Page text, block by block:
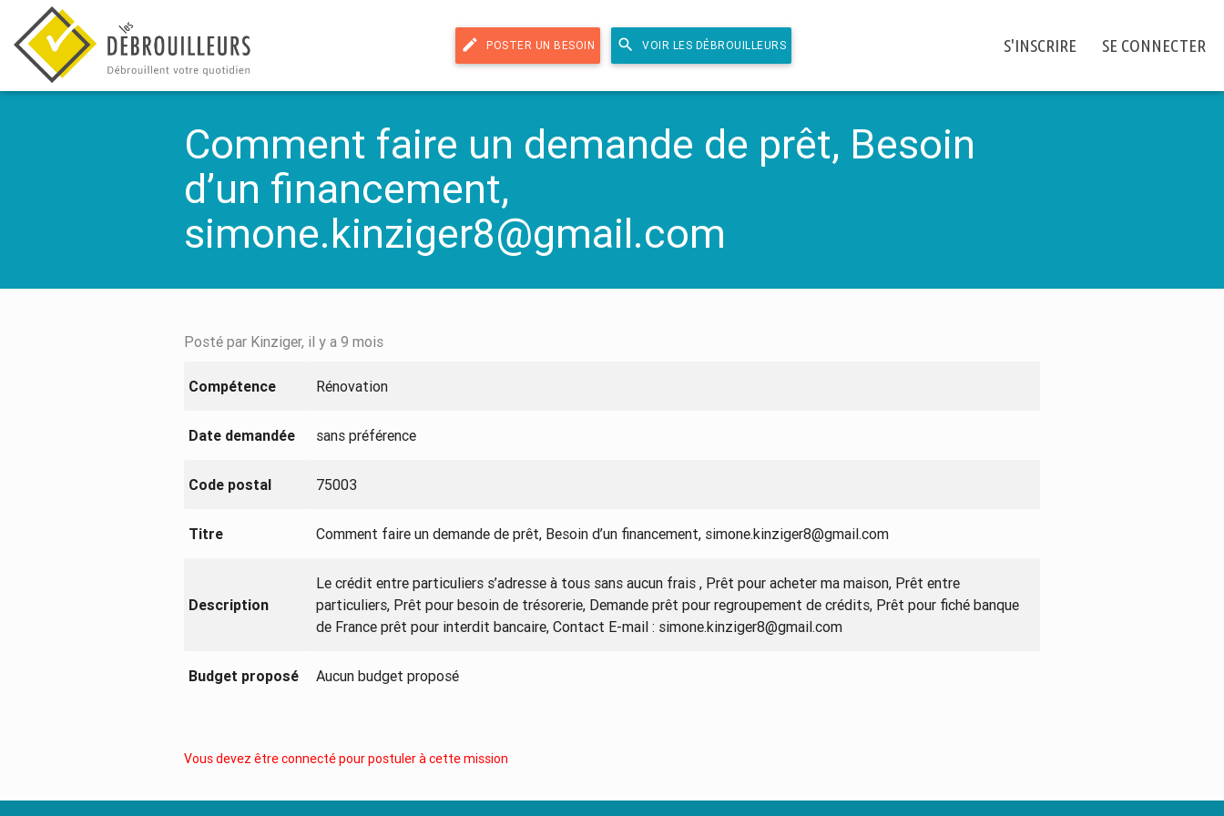
edit POSTER UN BESOIN search VOIR LES DÉBROUILLEURS S'INSCRIRE SE CONNECTER
Comment faire un demande de prêt, Besoin
d’un financement,
simone.kinziger8@gmail.com
Posté par Kinziger, il y a 9 mois
Compétence Rénovation
Date demandée sans préférence
Code postal 75003
Titre Comment faire un demande de prêt, Besoin d’un financement, simone.kinziger8@gmail.com
Description
Le crédit entre particuliers s’adresse à tous sans aucun frais , Prêt pour acheter ma maison, Prêt entre
particuliers, Prêt pour besoin de trésorerie, Demande prêt pour regroupement de crédits, Prêt pour fiché banque
de France prêt pour interdit bancaire, Contact E-mail : simone.kinziger8@gmail.com
Budget proposé Aucun budget proposé
Vous devez être connecté pour postuler à cette mission